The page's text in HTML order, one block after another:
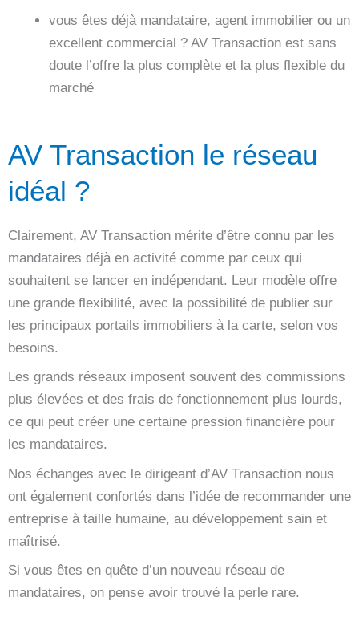
vous êtes déjà mandataire, agent immobilier ou un
excellent commercial ? AV Transaction est sans
doute l’offre la plus complète et la plus flexible du
marché
AV Transaction le réseau
idéal ?
Clairement, AV Transaction mérite d’être connu par les
mandataires déjà en activité comme par ceux qui
souhaitent se lancer en indépendant. Leur modèle offre
une grande flexibilité, avec la possibilité de publier sur
les principaux portails immobiliers à la carte, selon vos
besoins.
Les grands réseaux imposent souvent des commissions
plus élevées et des frais de fonctionnement plus lourds,
ce qui peut créer une certaine pression financière pour
les mandataires.
Nos échanges avec le dirigeant d’AV Transaction nous
ont également confortés dans l’idée de recommander une
entreprise à taille humaine, au développement sain et
maîtrisé.
Si vous êtes en quête d’un nouveau réseau de
mandataires, on pense avoir trouvé la perle rare.